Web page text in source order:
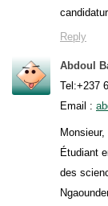
Reply
Abdoul
Tel:+237
Email :
Monsieur,
Étudiant
des